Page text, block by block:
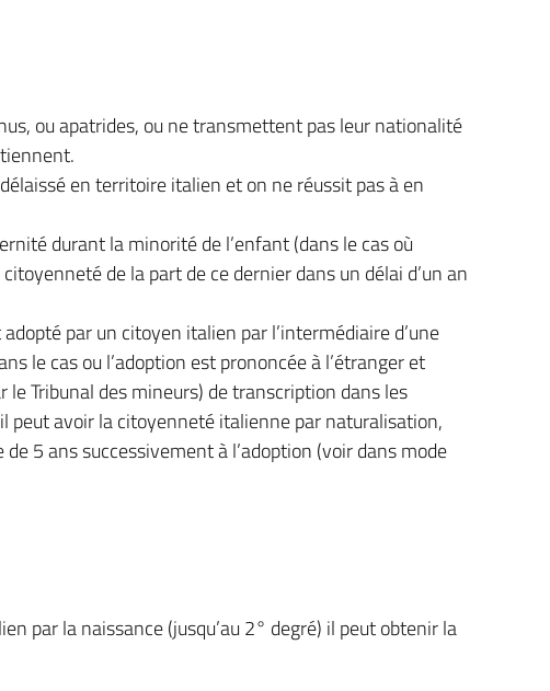
ou apatrides, ou ne transmettent pas leur nationalité
en territoire italien et on ne réussit pas à en
durant la minorité de l’enfant (dans le cas où
de la part de ce dernier dans un délai d’un an
par un citoyen italien par l’intermédiaire d’une
le cas ou l’adoption est prononcée à l’étranger et
Tribunal des mineurs) de transcription dans les
peut avoir la citoyenneté italienne par naturalisation,
5 ans successivement à l’adoption (voir dans mode
par la naissance (jusqu’au 2° degré) il peut obtenir la